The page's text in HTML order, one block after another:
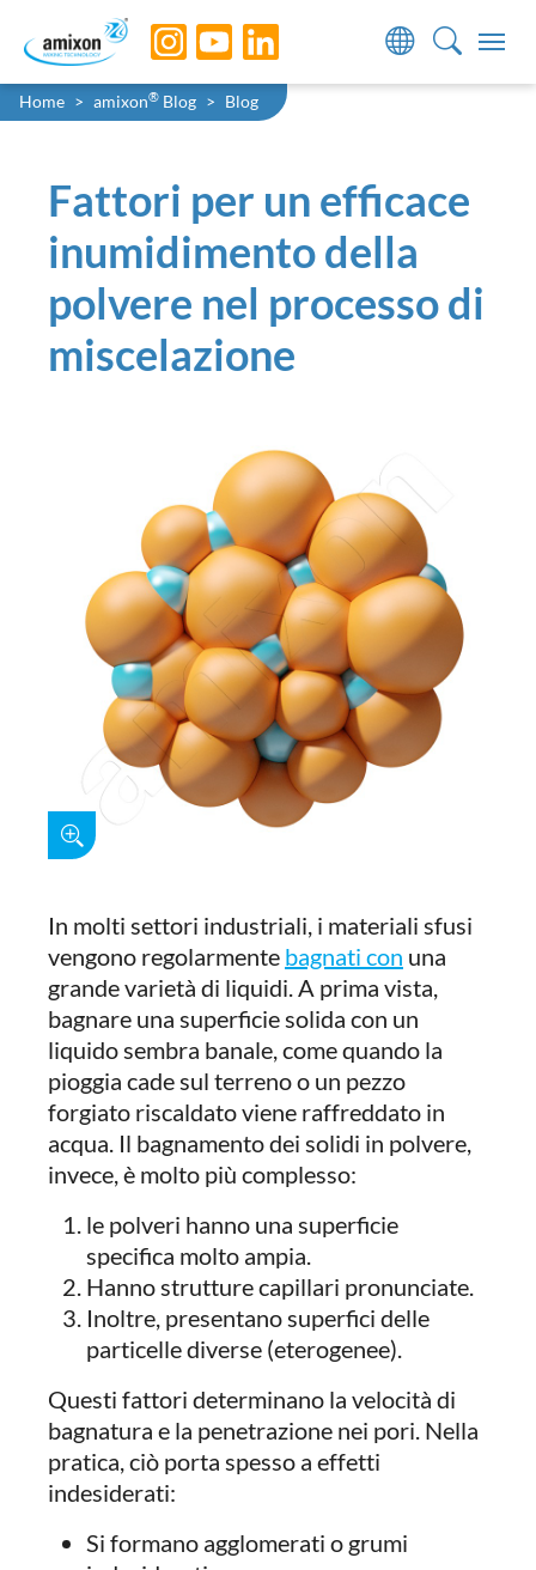
Skip to main navigation
Skip to main content
Skip to page footer
You are here:
Home amixon® Blog Blog
Fattori per un efficace
inumidimento della
polvere nel processo di
miscelazione
In molti settori industriali, i materiali sfusi
vengono regolarmente bagnati con una
grande varietà di liquidi. A prima vista,
bagnare una superficie solida con un
liquido sembra banale, come quando la
pioggia cade sul terreno o un pezzo
forgiato riscaldato viene raffreddato in
acqua. Il bagnamento dei solidi in polvere,
invece, è molto più complesso:
le polveri hanno una superficie
specifica molto ampia.
Hanno strutture capillari pronunciate.
Inoltre, presentano superfici delle
particelle diverse (eterogenee).
Questi fattori determinano la velocità di
bagnatura e la penetrazione nei pori. Nella
pratica, ciò porta spesso a effetti
indesiderati:
Si formano agglomerati o grumi